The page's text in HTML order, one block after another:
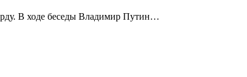
В ходе беседы Владимир Путин…